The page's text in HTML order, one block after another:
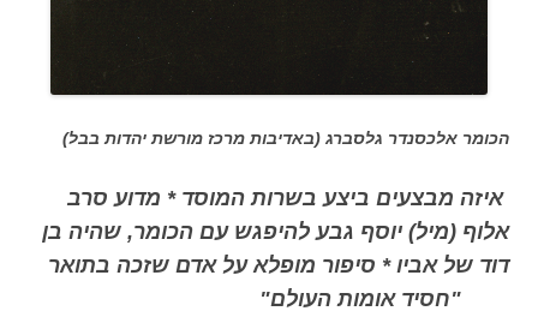
הכומר אלכסנדר גלסברג (באדיבות מרכז מורשת יהדות בבל)
איזה מבצעים ביצע בשרות המוסד * מדוע סרב
אלוף (מיל) יוסף גבע להיפגש עם הכומר, שהיה בן
דוד של אביו * סיפור מופלא על אדם שזכה בתואר
"חסיד אומות העולם"